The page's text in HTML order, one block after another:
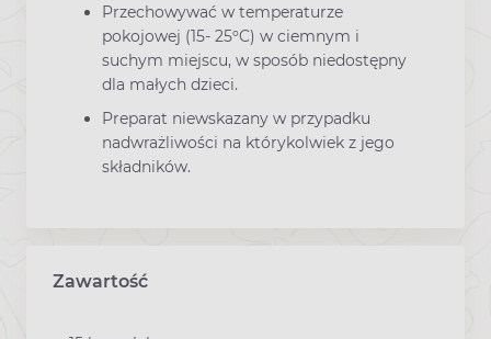
Przechowywać w temperaturze
pokojowej (15- 25ºC) w ciemnym i
suchym miejscu, w sposób niedostępny
dla małych dzieci.
Preparat niewskazany w przypadku
nadwrażliwości na którykolwiek z jego
składników.
Zawartość